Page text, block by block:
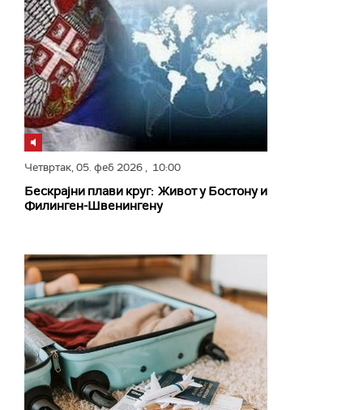
Четвртак,05. феб 2026, 10:00
Бескрајни плави круг: Живот у Бостону и
Филинген-Швенингену